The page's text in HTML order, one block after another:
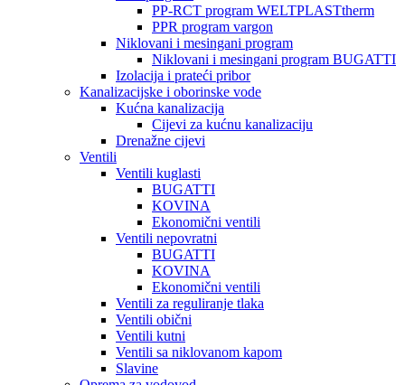
PP-RCT program WELTPLASTtherm
PPR program vargon
Niklovani i mesingani program
Niklovani i mesingani program BUGATTI
Izolacija i prateći pribor
Kanalizacijske i oborinske vode
Kućna kanalizacija
Cijevi za kućnu kanalizaciju
Drenažne cijevi
Ventili
Ventili kuglasti
BUGATTI
KOVINA
Ekonomični ventili
Ventili nepovratni
BUGATTI
KOVINA
Ekonomični ventili
Ventili za reguliranje tlaka
Ventili obični
Ventili kutni
Ventili sa niklovanom kapom
Slavine